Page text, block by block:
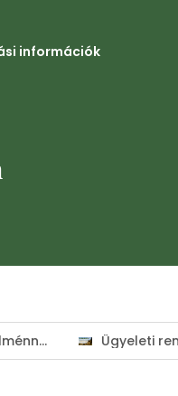
információk
Amikor a segítség élménnyé válik